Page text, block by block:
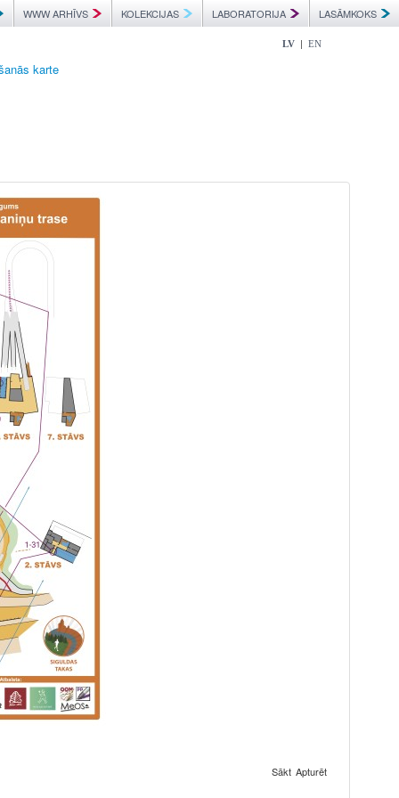
WWW ARHĪVS KOLEKCIJAS LABORATORIJA LASĀMKOKS
LV | EN
karte
Sākt Apturēt